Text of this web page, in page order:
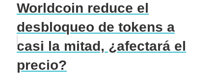
Worldcoin reduce el
desbloqueo de tokens a
casi la mitad, ¿afectará el
precio?